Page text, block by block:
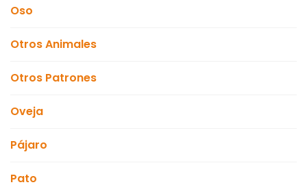
Oso
Otros Animales
Otros Patrones
Oveja
Pájaro
Pato